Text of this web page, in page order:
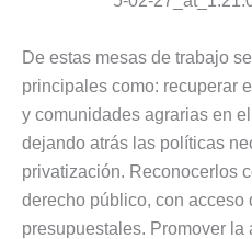
De estas mesas de trabajo
principales como: recuperar
y comunidades agrarias en
dejando atrás las políticas
privatización. Reconocerlos
derecho público, con acceso
presupuestales. Promover